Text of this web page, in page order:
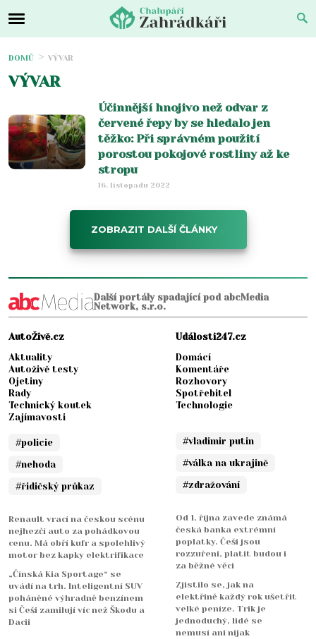
DOMŮ VÝVAR
VÝVAR
Účinnější hnojivo než odvar z
červené řepy by se hledalo jen
těžko: Při správném použití
porostou pokojové rostliny až ke
stropu
16. listopadu 2022
ZOBRAZIT DALŠÍ ČLÁNKY
Další portály spadající pod abcMedia
Network, s.r.o.
AutoŽivě.cz
Aktuality
Autoživě testy
Ojetiny
Rady
Technický koutek
Zajímavosti
#policie
#nehoda
#řidičský průkaz
Renault vrací na českou scénu
nejhezčí auto za pohádkovou
cenu. Má obří kufr a spolehlivý
motor bez kapky elektrifikace
„Čínská Kia Sportage“ se
uvádí na trh. Inteligentní SUV
poháněné výhradně benzínem
si Češi zamilují víc než Škodu a
Dacii
Události247.cz
Domácí
Komentáře
Rozhovory
Spotřebitel
Technologie
#vladimir putin
#válka na ukrajině
#zdražování
Od 1. října zavede známá
česká banka extrémní
poplatky. Češi jsou
rozzuřeni, platit budou i
za běžné věci
Zjistilo se, jak na
elektřině každý rok ušetřit
velké peníze. Trik je
jednoduchý, lidé se
nemusí ani nijak